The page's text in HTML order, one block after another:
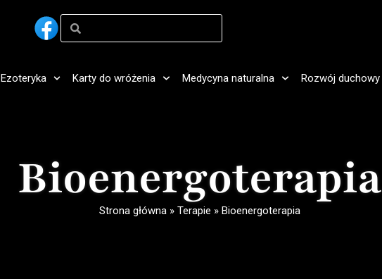
Ezoteryka Karty do wróżenia Medycyna naturalna Rozwój duchowy
Bioenergoterapia
Strona główna » Terapie » Bioenergoterapia